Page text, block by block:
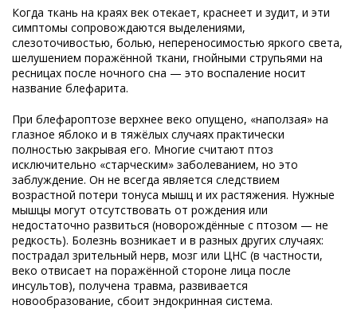
Когда ткань на краях век отекает, краснеет и зудит, и эти
симптомы сопровождаются выделениями,
слезоточивостью, болью, непереносимостью яркого света,
шелушением поражённой ткани, гнойными струпьями на
ресницах после ночного сна — это воспаление носит
название блефарита.
При блефароптозе верхнее веко опущено, «наползая» на
глазное яблоко и в тяжёлых случаях практически
полностью закрывая его. Многие считают птоз
исключительно «старческим» заболеванием, но это
заблуждение. Он не всегда является следствием
возрастной потери тонуса мышц и их растяжения. Нужные
мышцы могут отсутствовать от рождения или
недостаточно развиться (новорождённые с птозом — не
редкость). Болезнь возникает и в разных других случаях:
пострадал зрительный нерв, мозг или ЦНС (в частности,
веко отвисает на поражённой стороне лица после
инсультов), получена травма, развивается
новообразование, сбоит эндокринная система.